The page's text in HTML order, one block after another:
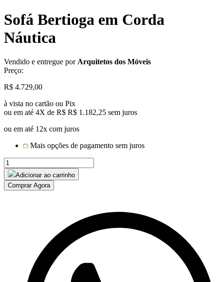
Sofá Bertioga em Corda
Náutica
Vendido e entregue por Arquitetos dos Móveis
Preço:
R$ 4.729,00
à vista no cartão ou Pix
ou em até 4X de R$ R$ 1.182,25 sem juros
ou em até 12x com juros
Mais opções de pagamento sem juros
Sofá
Bertioga
em
Corda
Adicionar ao carrinho
Comprar Agora